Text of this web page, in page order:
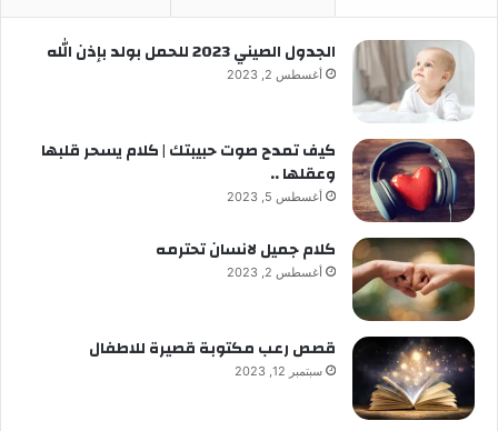
الجدول الصيني 2023 للحمل بولد بإذن الله
أغسطس 2, 2023
كيف تمدح صوت حبيبتك | كلام يسحر قلبها
وعقلها ..
أغسطس 5, 2023
كلام جميل لانسان تحترمه
أغسطس 2, 2023
قصص رعب مكتوبة قصيرة للاطفال
سبتمبر 12, 2023